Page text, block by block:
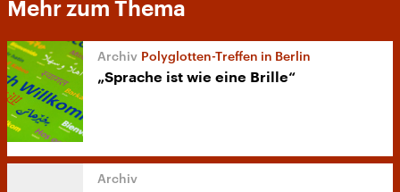
Mehr zum Thema
Polyglotten-Treffen in Berlin
„Sprache ist wie eine Brille“